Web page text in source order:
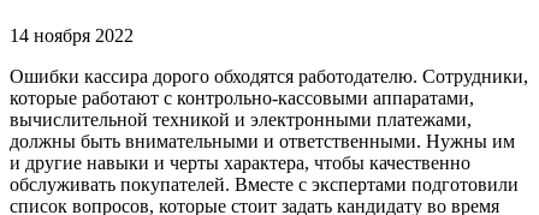
14 ноября 2022
Ошибки кассира дорого обходятся работодателю. Сотрудники,
которые работают с контрольно-кассовыми аппаратами,
вычислительной техникой и электронными платежами,
должны быть внимательными и ответственными. Нужны им
и другие навыки и черты характера, чтобы качественно
обслуживать покупателей. Вместе с экспертами подготовили
список вопросов, которые стоит задать кандидату во время